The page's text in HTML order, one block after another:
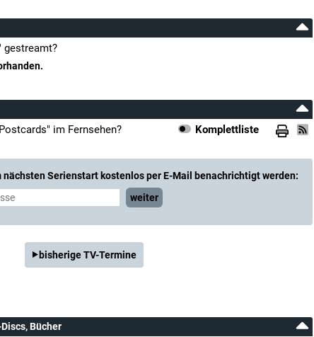
gestreamt?
im Fernsehen? Komplettliste
nächsten Serienstart kostenlos per E-Mail benachrichtigt werden:
weiter
bisherige TV-Termine
Bücher